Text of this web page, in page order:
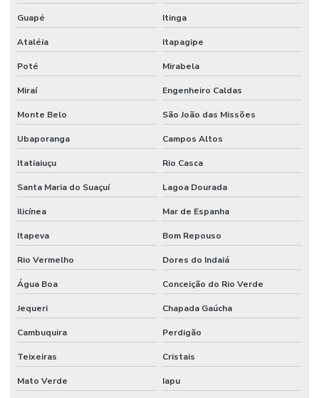
Guapé Itinga
Ataléia Itapagipe
Poté Mirabela
Miraí Engenheiro Caldas
Monte Belo São João das Missões
Ubaporanga Campos Altos
Itatiaiuçu Rio Casca
Santa Maria do Suaçuí Lagoa Dourada
Ilicínea Mar de Espanha
Itapeva Bom Repouso
Rio Vermelho Dores do Indaiá
Água Boa Conceição do Rio Verde
Jequeri Chapada Gaúcha
Cambuquira Perdigão
Teixeiras Cristais
Mato Verde Iapu